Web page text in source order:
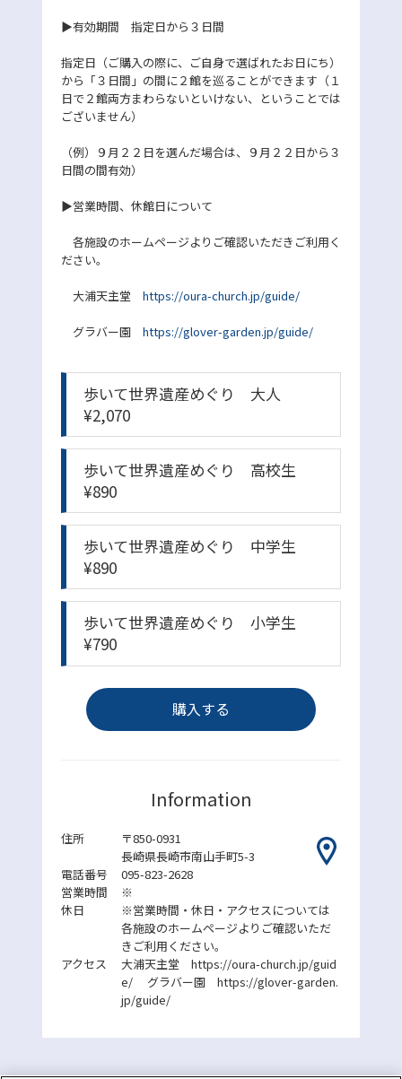
▶有効期間 指定日から３日間
指定日（ご購入の際に、ご自身で選ばれたお日にち）
から「３日間」の間に２館を巡ることができます（１
日で２館両方まわらないといけない、ということでは
ございません）
（例）９月２２日を選んだ場合は、９月２２日から３
日間の間有効）
▶営業時間、休館日について
各施設のホームページよりご確認いただきご利用く
ださい。
大浦天主堂 https://oura-church.jp/guide/
グラバー園 https://glover-garden.jp/guide/
歩いて世界遺産めぐり 大人
¥2,070
歩いて世界遺産めぐり 高校生
¥890
歩いて世界遺産めぐり 中学生
¥890
歩いて世界遺産めぐり 小学生
¥790
購入する
Information
住所
〒850-0931
長崎県長崎市南山手町5-3
電話番号
095-823-2628
営業時間
※
休日
※営業時間・休日・アクセスについては
各施設のホームページよりご確認いただ
きご利用ください。
アクセス
大浦天主堂 https://oura-church.jp/guid
e/ グラバー園 https://glover-garden.
jp/guide/